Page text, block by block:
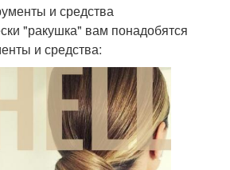
и средства
"ракушка" вам понадобятся
и средства: